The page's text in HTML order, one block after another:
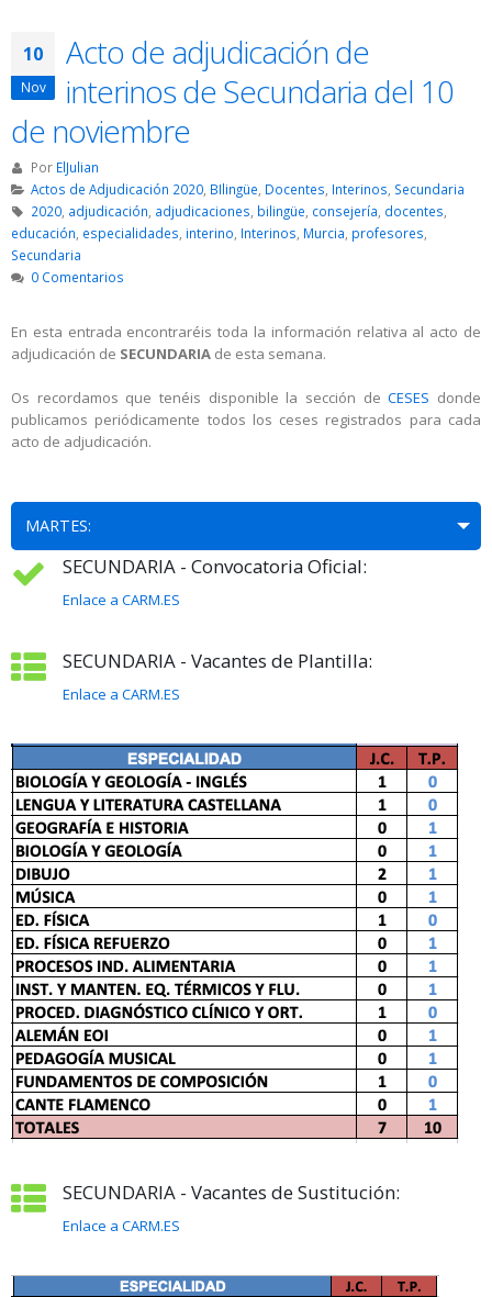
10
Nov
Acto de adjudicación de
interinos de Secundaria del 10
de noviembre
Por ElJulian
Actos de Adjudicación 2020, BIlingüe, Docentes, Interinos, Secundaria
2020, adjudicación, adjudicaciones, bilingüe, consejería, docentes,
educación, especialidades, interino, Interinos, Murcia, profesores,
Secundaria
0 Comentarios
En esta entrada encontraréis toda la información relativa al acto de
adjudicación de SECUNDARIA de esta semana.
Os recordamos que tenéis disponible la sección deCESES donde
publicamos periódicamente todos los ceses registrados para cada
acto de adjudicación.
MARTES:
SECUNDARIA - Convocatoria Oficial:
Enlace a CARM.ES
SECUNDARIA - Vacantes de Plantilla:
Enlace a CARM.ES
SECUNDARIA - Vacantes de Sustitución:
Enlace a CARM.ES